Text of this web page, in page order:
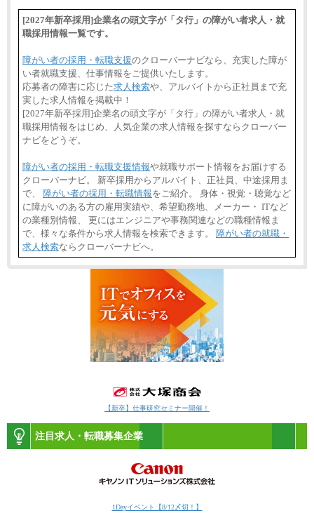
[2027年新卒採用]企業名の頭文字が「タ行」の障がい者求人・就
職採用情報一覧です。
障がい者の採用・転職支援のクローバーナビなら、充実した障が
い者就職支援、仕事情報をご提供いたします。
応募者の障害に応じた求人検索や、アルバイトから正社員まで充
実した求人情報を掲載中！
[2027年新卒採用]企業名の頭文字が「タ行」の障がい者求人・就
職採用情報をはじめ、人気企業の求人情報を探すならクローバー
ナビをどうぞ。
障がい者の採用・転職支援情報や就職サポート情報をお届けする
クローバーナビ。 新卒採用からアルバイト、正社員、中途採用ま
で、 障がい者の採用・転職情報をご紹介。 身体・視覚・聴覚など
に障がいのある方の雇用実績や、希望勤務地、メーカー・ ITなど
の業種別情報、 更にはエンジニアや事務関連などの職種情報ま
で、様々な条件から求人情報を検索できます。 障がい者の就職・
求人検索ならクローバーナビへ。
【新卒】仕事研究セミナー開催！
注目求人・転職募集企業
1Dayイベント【8/12〆切！】